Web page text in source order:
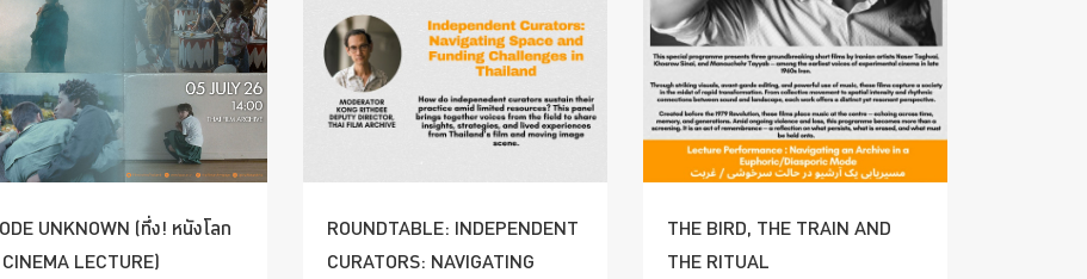
UNKNOWN (ทึ่ง! หนังโลก
LECTURE)
ROUNDTABLE: INDEPENDENT
CURATORS: NAVIGATING
THE BIRD, THE TRAIN AND
THE RITUAL